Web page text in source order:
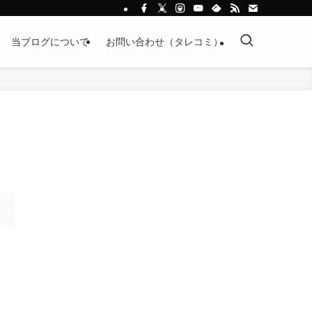
当ブログについて お問い合わせ（タレコミ）